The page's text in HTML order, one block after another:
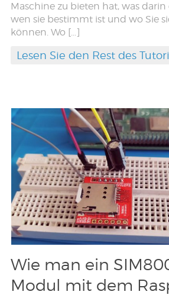
Maschine zu bieten hat, was
wen sie bestimmt ist und wo Sie
können. Wo […]
Lesen Sie den Rest des
Wie man ein
Modul mit dem